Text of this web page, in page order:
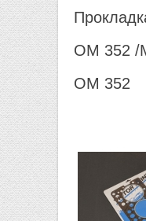
ОМ 352 /
OM 352